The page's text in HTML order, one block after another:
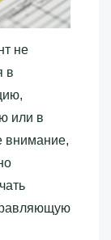
не
в
или в
внимание,